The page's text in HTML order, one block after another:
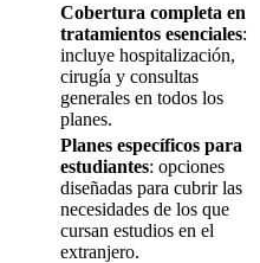
Cobertura completa en
tratamientos esenciales:
incluye hospitalización,
cirugía y consultas
generales en todos los
planes.
Planes específicos para
estudiantes: opciones
diseñadas para cubrir las
necesidades de los que
cursan estudios en el
extranjero.